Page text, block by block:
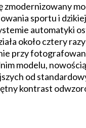
sportu i
automatyki
około cztery
przy
modelu,
od
kontrast